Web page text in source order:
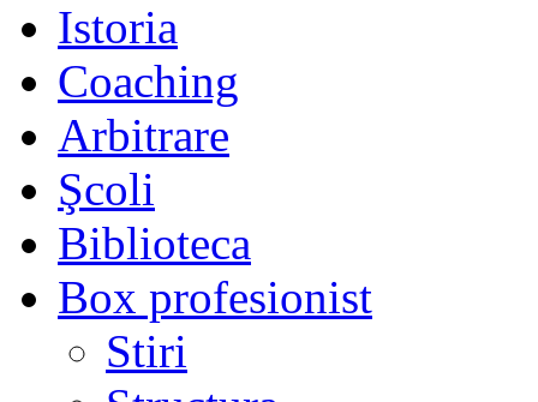
Istoria
Coaching
Arbitrare
Şcoli
Biblioteca
Box profesionist
Stiri